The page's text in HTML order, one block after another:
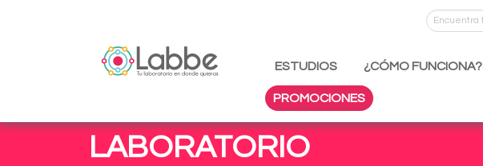
ESTUDIOS ¿CÓMO FUNCIONA?
PROMOCIONES
LABORATORIO